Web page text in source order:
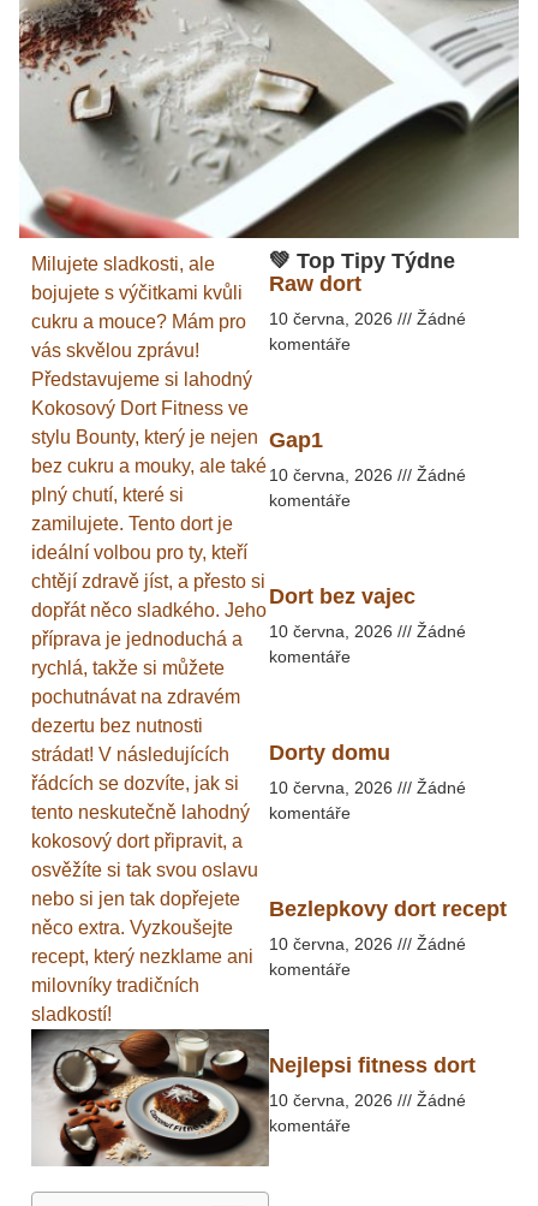
Milujete sladkosti, ale
bojujete s výčitkami kvůli
cukru a mouce? Mám pro
vás skvělou zprávu!
Představujeme si lahodný
Kokosový Dort Fitness ve
stylu Bounty, který je nejen
bez cukru a mouky, ale také
plný chutí, které si
zamilujete. Tento dort je
ideální volbou pro ty, kteří
chtějí zdravě jíst, a přesto si
dopřát něco sladkého. Jeho
příprava je jednoduchá a
rychlá, takže si můžete
pochutnávat na zdravém
dezertu bez nutnosti
strádat! V následujících
řádcích se dozvíte, jak si
tento neskutečně lahodný
kokosový dort připravit, a
osvěžíte si tak svou oslavu
nebo si jen tak dopřejete
něco extra. Vyzkoušejte
recept, který nezklame ani
milovníky tradičních
sladkostí!
💚 Top Tipy Týdne
Raw dort
10 června, 2026
Žádné
komentáře
Gap1
10 června, 2026
Žádné
komentáře
Dort bez vajec
10 června, 2026
Žádné
komentáře
Dorty domu
10 června, 2026
Žádné
komentáře
Bezlepkovy dort recept
10 června, 2026
Žádné
komentáře
Nejlepsi fitness dort
10 června, 2026
Žádné
komentáře